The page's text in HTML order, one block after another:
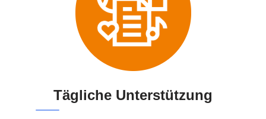
Tägliche Unterstützung